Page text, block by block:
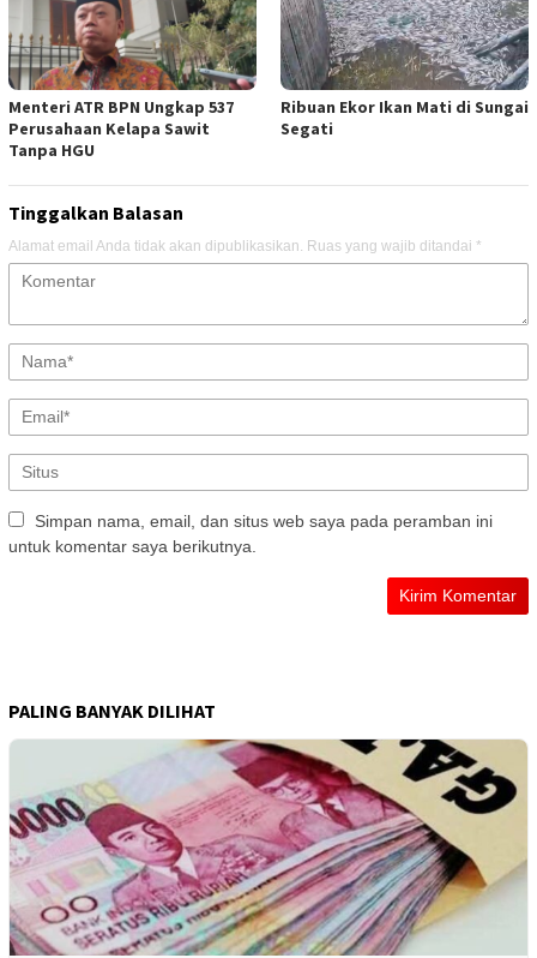
Menteri ATR BPN Ungkap 537
Perusahaan Kelapa Sawit
Tanpa HGU
Ribuan Ekor Ikan Mati di Sungai
Segati
Tinggalkan Balasan
Alamat email Anda tidak akan dipublikasikan. Ruas yang wajib ditandai *
Simpan nama, email, dan situs web saya pada peramban ini
untuk komentar saya berikutnya.
PALING BANYAK DILIHAT